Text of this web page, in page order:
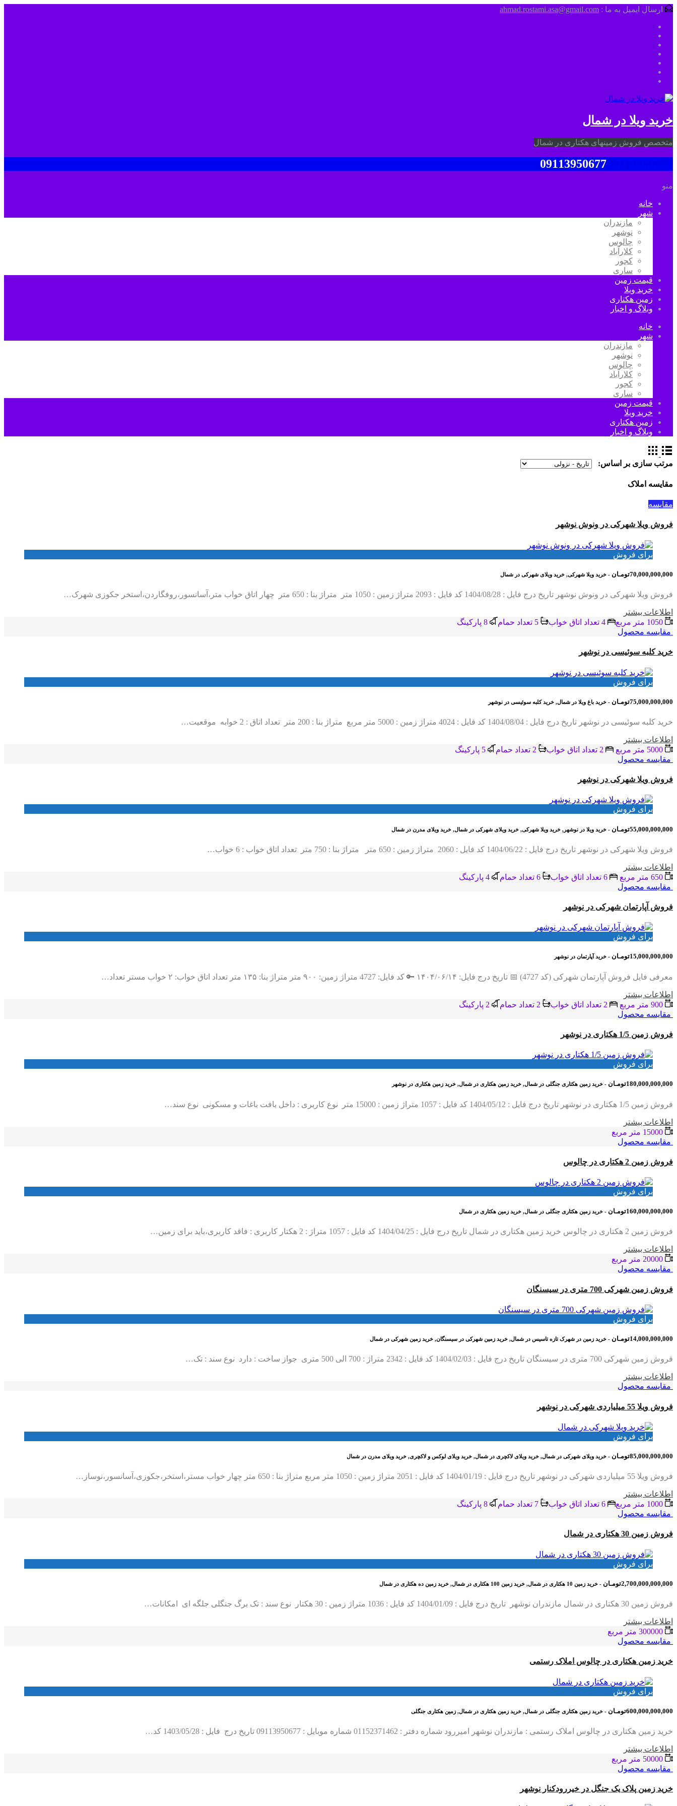
ارسال ایمیل به ما : ahmad.rostami.asa@gmail.com
خرید ویلا در شمال
متخصص فروش زمینهای هکتاری در شمال
09113950677
منو
خانه
شهر
مازندران
نوشهر
چالوس
کلارآباد
کجور
ساری
قیمت زمین
خرید ویلا
زمین هکتاری
وبلاگ و اخبار
خانه
شهر
مازندران
نوشهر
چالوس
کلارآباد
کجور
ساری
قیمت زمین
خرید ویلا
زمین هکتاری
وبلاگ و اخبار
مرتب سازی بر اساس:
مقایسه املاک
مقایسه
فروش ویلا شهرکی در ونوش نوشهر
برای فروش
70,000,000,000تومـان - خرید ویلا شهرکی, خرید ویلای شهرکی در شمال
فروش ویلا شهرکی در ونوش نوشهر تاریخ درج فایل : 1404/08/28 کد فایل : 2093 متراژ زمین : 1050 متر متراژ بنا : 650 متر چهار اتاق خواب متر،آسانسور،روفگاردن،استخر جکوزی شهرک…
اطلاعات بيشتر
مقایسه محصول
خرید کلبه سوئیسی در نوشهر
برای فروش
75,000,000,000تومـان - خرید باغ ویلا در شمال, خرید کلبه سوئیسی در نوشهر
خرید کلبه سوئیسی در نوشهر تاریخ درج فایل : 1404/08/04 کد فایل : 4024 متراژ زمین : 5000 متر مربع متراژ بنا : 200 متر تعداد اتاق : 2 خوابه موقعیت…
اطلاعات بيشتر
مقایسه محصول
فروش ویلا شهرکی در نوشهر
برای فروش
55,000,000,000تومـان - خرید ویلا در نوشهر, خرید ویلا شهرکی, خرید ویلای شهرکی در شمال, خرید ویلای مدرن در شمال
فروش ویلا شهرکی در نوشهر تاریخ درج فایل : 1404/06/22 کد فایل : 2060 متراژ زمین : 650 متر متراژ بنا : 750 متر تعداد اتاق خواب : 6 خواب…
اطلاعات بيشتر
مقایسه محصول
فروش آپارتمان شهرکی در نوشهر
برای فروش
15,000,000,000تومـان - خرید آپارتمان در نوشهر
معرفی فایل فروش آپارتمان شهرکی (کد 4727) 📅 تاریخ درج فایل: ۱۴۰۴/۰۶/۱۴ 🔑 کد فایل: 4727 متراژ زمین: ۹۰۰ متر متراژ بنا: ۱۳۵ متر تعداد اتاق خواب: ۲ خواب مستر تعداد…
اطلاعات بيشتر
مقایسه محصول
فروش زمین 1/5 هکتاری در نوشهر
برای فروش
180,000,000,000تومـان - خرید زمین هکتاری جنگلی در شمال, خرید زمین هکتاری در شمال, خرید زمین هکتاری در نوشهر
فروش زمین 1/5 هکتاری در نوشهر تاریخ درج فایل : 1404/05/12 کد فایل : 1057 متراژ زمین : 15000 متر نوع کاربری : داخل بافت باغات و مسکونی نوع سند…
اطلاعات بيشتر
مقایسه محصول
فروش زمین 2 هکتاری در چالوس
برای فروش
160,000,000,000تومـان - خرید زمین هکتاری جنگلی در شمال, خرید زمین هکتاری در شمال
فروش زمین 2 هکتاری در چالوس خرید زمین هکتاری در شمال تاریخ درج فایل : 1404/04/25 کد فایل : 1057 متراژ : 2 هکتار کاربری : فاقد کاربری،باید برای زمین…
اطلاعات بيشتر
مقایسه محصول
فروش زمین شهرکی 700 متری در سیسنگان
برای فروش
14,000,000,000تومـان - خرید زمین در شهرک تازه تاسیس در شمال, خرید زمین شهرکی در سیسنگان, خرید زمین شهرکی در شمال
فروش زمین شهرکی 700 متری در سیسنگان تاریخ درج فایل : 1404/02/03 کد فایل : 2342 متراژ : 700 الی 500 متری جواز ساخت : دارد نوع سند : تک…
اطلاعات بيشتر
مقایسه محصول
فروش ویلا 55 میلیاردی شهرکی در نوشهر
برای فروش
85,000,000,000تومـان - خرید ویلای شهرکی در شمال, خرید ویلای لاکچری در شمال, خرید ویلای لوکس و لاکچری, خرید ویلای مدرن در شمال
فروش ویلا 55 میلیاردی شهرکی در نوشهر تاریخ درج فایل : 1404/01/19 کد فایل : 2051 متراژ زمین : 1050 متر مربع متراژ بنا : 650 متر چهار خواب مستر،استخر،جکوزی،آسانسور،نوساز…
اطلاعات بيشتر
مقایسه محصول
فروش زمین 30 هکتاری در شمال
برای فروش
2,700,000,000,000تومـان - خرید زمین 10 هکتاری در شمال, خرید زمین 100 هکتاری در شمال, خرید زمین ده هکتاری در شمال
فروش زمین 30 هکتاری در شمال مازندران نوشهر تاریخ درج فایل : 1404/01/09 کد فایل : 1036 متراژ زمین : 30 هکتار نوع سند : تک برگ جنگلی جلگه ای امکانات…
اطلاعات بيشتر
مقایسه محصول
خرید زمین هکتاری در چالوس املاک رستمی
برای فروش
600,000,000,000تومـان - خرید زمین هکتاری جنگلی در شمال, خرید زمین هکتاری در شمال, زمین هکتاری جنگلی
خرید زمین هکتاری در چالوس املاک رستمی : مازندران نوشهر امیررود شماره دفتر : 01152371462 شماره موبایل : 09113950677 تاریخ درج فایل : 1403/05/28 کد…
اطلاعات بيشتر
مقایسه محصول
خرید زمین پلاک یک جنگل در خیررودکنار نوشهر